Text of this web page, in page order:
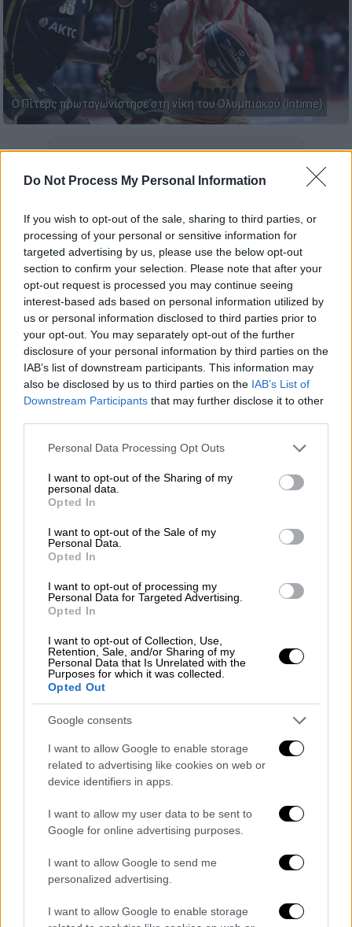
Do Not Process My Personal Information
If you wish to opt-out of the sale, sharing to third parties, or
processing of your personal or sensitive information for
targeted advertising by us, please use the below opt-out
section to confirm your selection. Please note that after your
opt-out request is processed you may continue seeing
interest-based ads based on personal information utilized by
us or personal information disclosed to third parties prior to
your opt-out. You may separately opt-out of the further
disclosure of your personal information by third parties on the
IAB’s list of downstream participants. This information may
also be disclosed by us to third parties on the IAB’s List of
Downstream Participants that may further disclose it to other
Please note that this website/app uses one or more Google
not limited to your visit or usage behaviour. You may click to
grant or deny consent to Google and its third-party tags to
use your data for below specified purposes in below Google
consent section.
Personal Data Processing Opt Outs
I want to opt-out of the Sharing of my
personal data.
Opted In
I want to opt-out of the Sale of my
Personal Data.
Opted In
I want to opt-out of processing my
Personal Data for Targeted Advertising.
Opted In
I want to opt-out of Collection, Use,
Retention, Sale, and/or Sharing of my
Personal Data that Is Unrelated with the
Purposes for which it was collected.
Opted Out
Google consents
I want to allow Google to enable storage
related to advertising like cookies on web or
device identifiers in apps.
I want to allow my user data to be sent to
Google for online advertising purposes.
I want to allow Google to send me
personalized advertising.
I want to allow Google to enable storage
Ο Πίτερς πρωταγωνίστησε στη νίκη του Ολυμπιακού (Intime)
Προσθέστε το ΕΘΝΟΣ στη Google
υποχρεώσεις του στον Α΄ γύρο τηςGreek
Basketball League. Οι Πειραιώτες, που
προέρχονταν από τη διπλή αγωνιστική
υποχρέωση στηνEuroleague, επιβεβαίωσαν
στο παρκέ τον τίτλο του φαβορί κόντρα στο
Μαρούσι, επικρατώντας με 106-94 στο
Στάδιο Ειρήνης και Φιλίας σε αναμέτρηση
για την 11η αγωνιστική. Οι Ερυθρόλευκοι
σημείωσαν τη δέκατη νίκη τους στο
πρωτάθλημα, την ώρα που η ομάδα των
βορείων προαστείων γνώρισε την ένατη
ήττα της.
Οι Πειραιώτες σούταραν με εκπληκτικά
ποσοστά από τα 6.75μ. (15/33τρ.) ενώ
Πίτερς ήταν ο κορυφαίος για τον Ολυμπιακό
με 21 πόντους και 7 ριμπάουντ, με τον Σάσα
Βεζένκοφ να συμπληρώνει 17π. Πολύ καλή
παρουσία και από τον Γιαννούλη Λαρεντζάκη
με 12 πόντους, διψήφιοι Παπανικολάου (10π.
5ρ.) και Βιλντόζα (11π. 5ασ.)
Από την αντίπερα όχθη για το Μαρούσι που
σούταρε με το εκπληκτικό (17/32τρ.) ο Κιν
μέτρησε 20 πόντους με 6 ασίστ, με τον
Ρέινολτνς να προσθέτει 18 πόντους με
4/8τρ. Πληθωρική εμφάνιση από τον
Ραντούλιτσα (14π. 5ρ. 4ασ.), διψήφιος και ο
Ολυμπιακός: Γουόκαπ 6, Γουίλιαμς-Γκος 6 (2),
Λαρεντζάκης 12 (2), Βιλντόσα 11 (2), Φαλ 8,
Βεζένκοφ 17 (1), Παπανικολάου 10 (2),